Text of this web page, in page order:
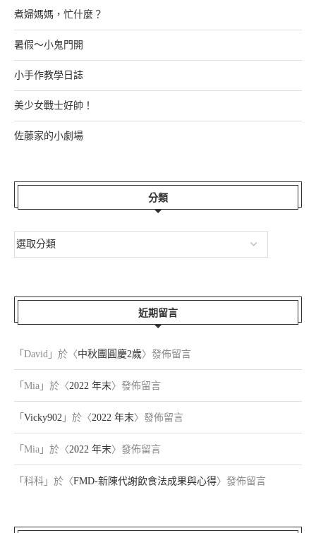
煮婦媽媽，忙什麼？
暑假～小鬼門開
小手作教學日誌
美少女戰士好帥！
佐藤家的小劇場
分類
近期留言
「 David 」於〈中秋團圓慶2歲〉發佈留言
「 Mia 」於〈2022 年末〉發佈留言
「 Vicky902 」於〈2022 年末〉發佈留言
「 Mia 」於〈2022 年末〉發佈留言
「 科科 」於〈FMD-新陳代謝飲食法成果與心得〉發佈留言